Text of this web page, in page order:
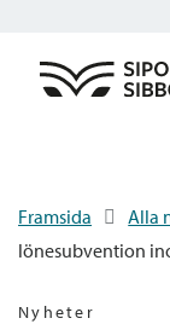
Framsida Alla
lönesubvention
Nyheter